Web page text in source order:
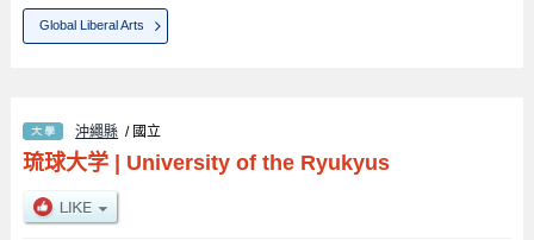
Global Liberal Arts
沖繩縣 / 國立
琉球大学| University of the Ryukyus